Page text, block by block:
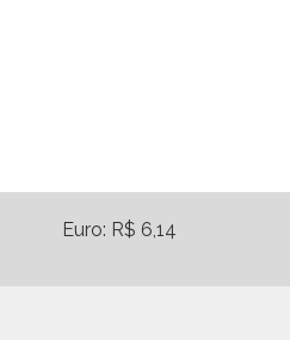
Euro: R$ 6,14